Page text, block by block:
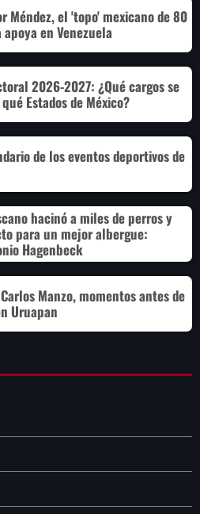
Méndez, el 'topo' mexicano de 80
en Venezuela
2026-2027: ¿Qué cargos se
Estados de México?
de los eventos deportivos de
hacinó a miles de perros y
para un mejor albergue:
Hagenbeck
Manzo, momentos antes de
Uruapan